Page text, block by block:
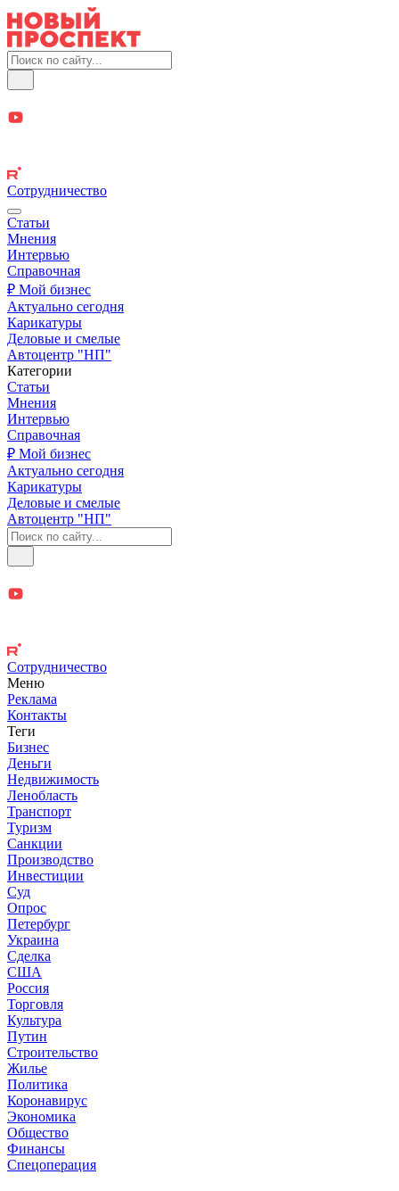
Сотрудничество
Статьи
Мнения
Интервью
Справочная
₽ Мой бизнес
Актуально сегодня
Карикатуры
Деловые и смелые
Автоцентр "НП"
Категории
Статьи
Мнения
Интервью
Справочная
₽ Мой бизнес
Актуально сегодня
Карикатуры
Деловые и смелые
Автоцентр "НП"
Сотрудничество
Меню
Реклама
Контакты
Теги
Бизнес
Деньги
Недвижимость
Ленобласть
Транспорт
Туризм
Санкции
Производство
Инвестиции
Суд
Опрос
Петербург
Украина
Сделка
США
Россия
Торговля
Культура
Путин
Строительство
Жилье
Политика
Коронавирус
Экономика
Общество
Финансы
Спецоперация